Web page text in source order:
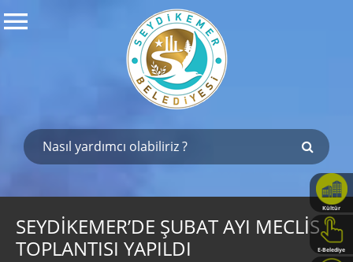
Kültür
Haritası
E-Belediye
SEYDİKEMER’DE ŞUBAT AYI MECLİS
TOPLANTISI YAPILDI